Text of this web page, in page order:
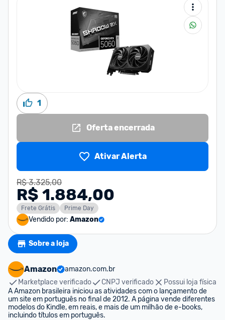
1
Oferta encerrada
Ativar Alerta
R$ 3.325,00
R$ 1.884,00
Frete Grátis Prime Day
Vendido por: Amazon
Sobre a loja
Amazon
amazon.com.br
Marketplace verificado
CNPJ verificado
Possui loja física
A Amazon brasileira iniciou as atividades com o lançamento de
um site em português no final de 2012. A página vende diferentes
modelos do Kindle, em reais, e mais de um milhão de e-books,
incluindo títulos em português.